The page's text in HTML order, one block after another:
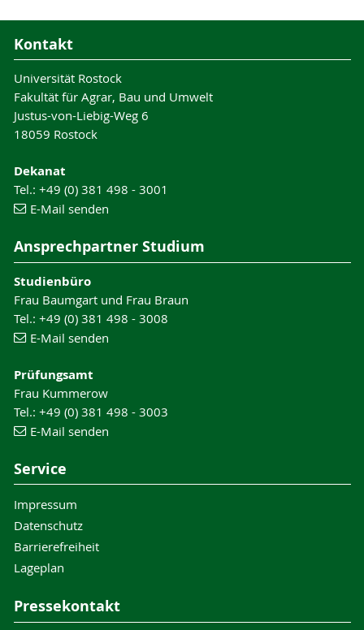
Kontakt
Universität Rostock
Fakultät für Agrar, Bau und Umwelt
Justus-von-Liebig-Weg 6
18059 Rostock
Dekanat
Tel.: +49 (0) 381 498 - 3001
E-Mail senden
Ansprechpartner Studium
Studienbüro
Frau Baumgart und Frau Braun
Tel.: +49 (0) 381 498 - 3008
E-Mail senden
Prüfungsamt
Frau Kummerow
Tel.: +49 (0) 381 498 - 3003
E-Mail senden
Service
Impressum
Datenschutz
Barrierefreiheit
Lageplan
Pressekontakt